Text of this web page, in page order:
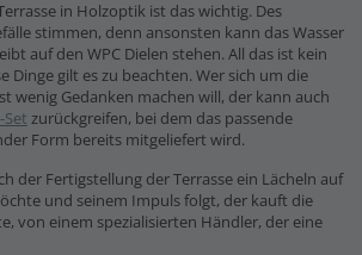
in Holzoptik ist das wichtig. Des
stimmen, denn ansonsten kann das Wasser
auf den WPC Dielen stehen. All das ist kein
Dinge gilt es zu beachten. Wer sich um die
wenig Gedanken machen will, der kann auch
zurückgreifen, bei dem das passende
Form bereits mitgeliefert wird.
der Fertigstellung der Terrasse ein Lächeln auf
und seinem Impuls folgt, der kauft die
von einem spezialisierten Händler, der eine